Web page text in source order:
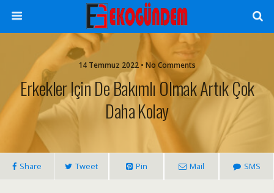
14 Temmuz 2022 • No Comments
Erkekler Için De Bakımlı Olmak Artık Çok
Daha Kolay
Share Tweet Pin Mail SMS